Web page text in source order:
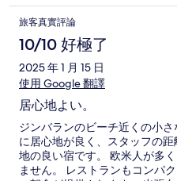
旅客真實評論
10/10 好極了
2025 年 1 月 15 日
使用 Google 翻譯
居心地よい。
ジンバランのビーチ近くの小
に居心地が良く、スタッフの
地の良い宿です。 欧米人が多
ません。 レストランもコンパ